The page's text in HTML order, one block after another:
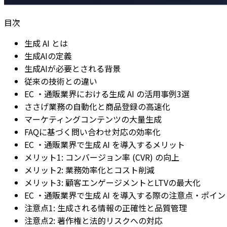
目次
生成 AI とは
生成AIの定義
生成AIが必要とされる背景
従来の技術との違い
EC ・通販業界における生成 AI の活用事例3選
ささげ業務の自動化と商品登録の高速化
マーケティングコンテンツの大量生成
FAQに基づく問い合わせ対応の効率化
EC ・通販業界で生成 AI を導入するメリット
メリット1: コンバージョン率 (CVR) の向上
メリット2: 業務効率化とコスト削減
メリット3: 顧客エンゲージメントとLTVの最大化
EC ・通販業界で生成 AI を導入する際の注意点・ポイ
注意点1: 生成される情報の正確性と品質管理
注意点2: 著作権と法的リスクへの対応